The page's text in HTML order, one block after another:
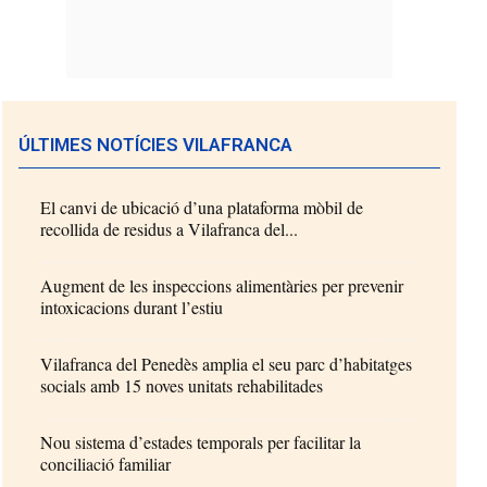
ÚLTIMES NOTÍCIES VILAFRANCA
El canvi de ubicació d’una plataforma mòbil de
recollida de residus a Vilafranca del...
Augment de les inspeccions alimentàries per prevenir
intoxicacions durant l’estiu
Vilafranca del Penedès amplia el seu parc d’habitatges
socials amb 15 noves unitats rehabilitades
Nou sistema d’estades temporals per facilitar la
conciliació familiar